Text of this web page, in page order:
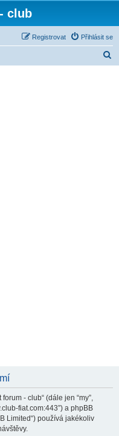
club
Přihlásit se
Registrovat
- club“ (dále jen “my”,
fiat.com:443”) a phpBB
Limited“) používá jakékoliv